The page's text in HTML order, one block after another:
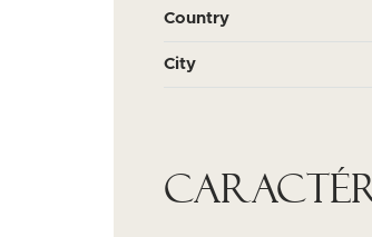
Country
City